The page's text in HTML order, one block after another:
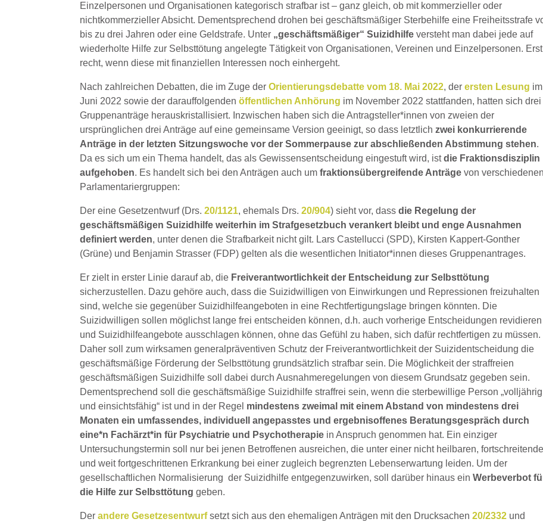
Einzelpersonen und Organisationen kategorisch strafbar ist – ganz gleich, ob mit kommerzieller oder
nichtkommerzieller Absicht. Dementsprechend drohen bei geschäftsmäßiger Sterbehilfe eine Freiheitsstrafe
bis zu drei Jahren oder eine Geldstrafe. Unter „geschäftsmäßiger“ Suizidhilfe versteht man dabei jede auf
wiederholte Hilfe zur Selbsttötung angelegte Tätigkeit von Organisationen, Vereinen und Einzelpersonen. Erst
recht, wenn diese mit finanziellen Interessen noch einhergeht.
Nach zahlreichen Debatten, die im Zuge derOrientierungsdebatte vom 18. Mai 2022, derersten Lesung im
Juni 2022 sowie der darauffolgendenöffentlichen Anhörung im November 2022 stattfanden, hatten sich drei
Gruppenanträge herauskristallisiert. Inzwischen haben sich die Antragsteller*innen von zweien der
ursprünglichen drei Anträge auf eine gemeinsame Version geeinigt, so dass letztlichzwei konkurrierende
Anträge in der letzten Sitzungswoche vor der Sommerpause zur abschließenden Abstimmung stehen.
Da es sich um ein Thema handelt, das als Gewissensentscheidung eingestuft wird, istdie Fraktionsdisziplin
aufgehoben. Es handelt sich bei den Anträgen auch umfraktionsübergreifende Anträge von verschiedenen
Parlamentariergruppen:
Der eine Gesetzentwurf (Drs.20/1121, ehemals Drs.20/904) sieht vor, dassdie Regelung der
geschäftsmäßigen Suizidhilfe weiterhin im Strafgesetzbuch verankert bleibt und enge Ausnahmen
definiert werden, unter denen die Strafbarkeit nicht gilt. Lars Castellucci (SPD), Kirsten Kappert-Gonther
(Grüne) und Benjamin Strasser (FDP) gelten als die wesentlichen Initiator*innen dieses Gruppenantrages.
Er zielt in erster Linie darauf ab, die Freiverantwortlichkeit der Entscheidung zur Selbsttötung
sicherzustellen. Dazu gehöre auch, dass die Suizidwilligen von Einwirkungen und Repressionen freizuhalten
sind, welche sie gegenüber Suizidhilfeangeboten in eine Rechtfertigungslage bringen könnten. Die
Suizidwilligen sollen möglichst lange frei entscheiden können, d.h. auch vorherige Entscheidungen revidieren
und Suizidhilfeangebote ausschlagen können, ohne das Gefühl zu haben, sich dafür rechtfertigen zu müssen.
Daher soll zum wirksamen generalpräventiven Schutz der Freiverantwortlichkeit der Suizidentscheidung die
geschäftsmäßige Förderung der Selbsttötung grundsätzlich strafbar sein. Die Möglichkeit der straffreien
geschäftsmäßigen Suizidhilfe soll dabei durch Ausnahmeregelungen von diesem Grundsatz gegeben sein.
Dementsprechend soll die geschäftsmäßige Suizidhilfe straffrei sein, wenn die sterbewillige Person „volljährig
und einsichtsfähig“ ist und in der Regel mindestens zweimal mit einem Abstand von mindestens drei
Monaten ein umfassendes, individuell angepasstes und ergebnisoffenes Beratungsgespräch durch
eine*n Fachärzt*in für Psychiatrie und Psychotherapie in Anspruch genommen hat. Ein einziger
Untersuchungstermin soll nur bei jenen Betroffenen ausreichen, die unter einer nicht heilbaren,
und weit fortgeschrittenen Erkrankung bei einer zugleich begrenzten Lebenserwartung leiden. Um der
gesellschaftlichen Normalisierung der Suizidhilfe entgegenzuwirken, soll darüber hinaus einWerbeverbot
die Hilfe zur Selbsttötung geben.
Derandere Gesetzesentwurfsetzt sich aus den ehemaligen Anträgen mit den Drucksachen20/2332 und